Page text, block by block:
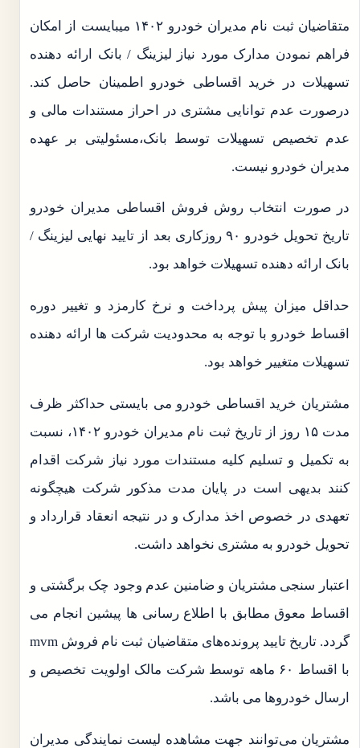
متقاضیان ثبت نام مدیران خودرو ۱۴۰۲ میبایست از امکان
فراهم نمودن مدارک مورد نیاز لیزینگ / بانک ارائه دهنده
تسهیلات در خرید اقساطی خودرو اطمینان حاصل کند.
درصورت عدم توانایی مشتری در احراز مستندات مالی و
عدم تخصیص تسهیلات توسط بانک،مسئولیتی بر عهده
مدیران خودرو نیست.
در صورت انتخاب روش فروش اقساطی مدیران خودرو
تاریخ تحویل خودرو ۹۰ روزکاری بعد از تایید نهایی لیزینگ /
بانک ارائه دهنده تسهیلات خواهد بود.
حداقل میزان پیش پرداخت و نرخ کارمزد و تغییر دوره
اقساط خودرو با توجه به محدودیت شرکت ها ارائه دهنده
تسهیلات متغییر خواهد بود.
مشتریان خرید اقساطی خودرو می بایستی حداکثر ظرف
مدت ۱۵ روز از تاریخ ثبت نام مدیران خودرو ۱۴۰۲، نسبت
به تکمیل و تسلیم کلیه مستندات مورد نیاز شرکت اقدام
کنند بدیهی است در پایان مدت مذکور شرکت هیچگونه
تعهدی در خصوص اخذ مدارک و در نتیجه انعقاد قرارداد و
تحویل خودرو به مشتری نخواهد داشت.
اعتبار سنجی مشتریان و ضامنین عدم وجود چک برگشتی و
اقساط معوق مطابق با اطلاع رسانی ها پیشین انجام می
گردد. تاریخ تایید پرونده‌های متقاضیان ثبت نام فروش mvm
با اقساط ۶۰ ماهه توسط شرکت مالک اولویت تخصیص و
ارسال خودروها می باشد.
مشتریان می‌توانند جهت مشاهده لیست نمایندگی مدیران